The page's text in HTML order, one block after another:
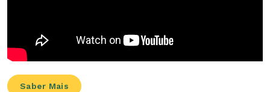
Saber Mais